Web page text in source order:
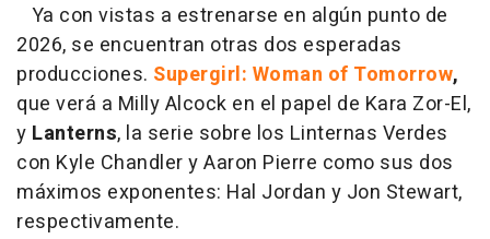
Ya con vistas a estrenarse en algún punto de
2026, se encuentran otras dos esperadas
producciones. Supergirl: Woman of Tomorrow,
que verá a Milly Alcock en el papel de Kara Zor-El,
y Lanterns, la serie sobre los Linternas Verdes
con Kyle Chandler y Aaron Pierre como sus dos
máximos exponentes: Hal Jordan y Jon Stewart,
respectivamente.